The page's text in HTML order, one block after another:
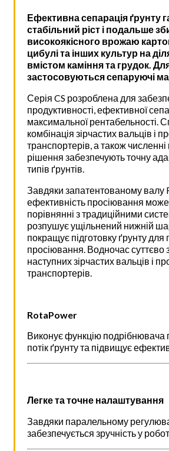
Ефективна сепарація ґрунту
стабільний ріст і подальше
високоякісного врожаю
цибулі та інших культур на
вмістом каміння та грудок.
застосовуються сепаруючі
Серія CS розроблена для
продуктивності, ефективної
максимальної рентабельності.
комбінація зірчастих вальців і
транспортерів, а також численні
рішення забезпечують точну
типів ґрунтів.
Завдяки запатентованому валу
ефективність просіювання
порівнянні з традиційними
розпушує ущільнений нижній
покращує підготовку ґрунту
просіювання. Водночас суттєво
наступних зірчастих вальців і
транспортерів.
RotaPower
Виконує функцію подрібнювача
потік ґрунту та підвищує
Легке та точне налаштування
Завдяки паралельному
забезпечується зручність у